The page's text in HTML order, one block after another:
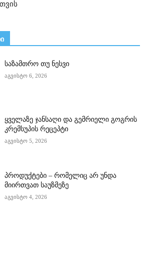
საზამთრო თუ ნესვი
აგვისტო 6, 2026
ყველაზე ჯანსაღი და გემრიელი გოგრის
კრემსუპის რეცეპტი
აგვისტო 5, 2026
პროდუქტები – რომელიც არ უნდა
მიირთვათ საუზმეზე
აგვისტო 4, 2026